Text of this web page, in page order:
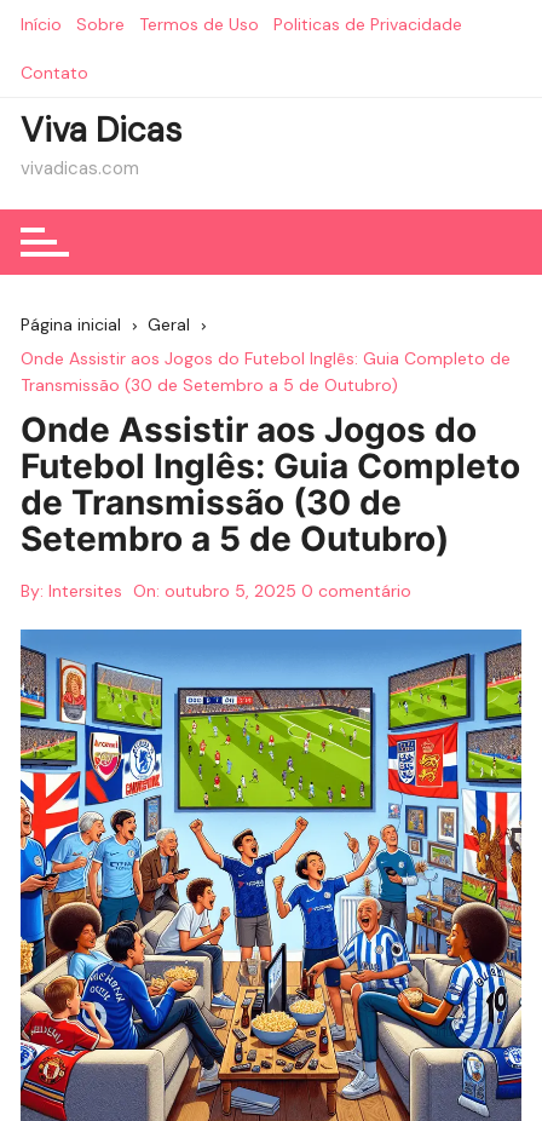
Início Sobre Termos de Uso Politicas de Privacidade
Contato
Viva Dicas
vivadicas.com
Página inicial
Geral
Onde Assistir aos Jogos do Futebol Inglês: Guia Completo de
Transmissão (30 de Setembro a 5 de Outubro)
Onde Assistir aos Jogos do
Futebol Inglês: Guia Completo
de Transmissão (30 de
Setembro a 5 de Outubro)
By: Intersites On:outubro 5, 2025 0 comentário